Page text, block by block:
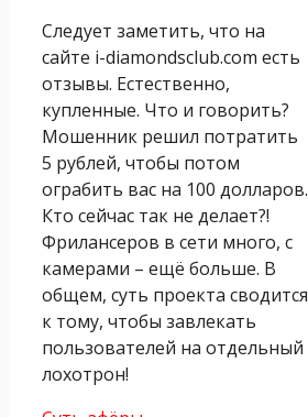
Следует заметить, что на
сайте i-diamondsclub.com есть
отзывы. Естественно,
купленные. Что и говорить?
Мошенник решил потратить
5 рублей, чтобы потом
ограбить вас на 100 долларов.
Кто сейчас так не делает?!
Фрилансеров в сети много, с
камерами – ещё больше. В
общем, суть проекта сводится
к тому, чтобы завлекать
пользователей на отдельный
лохотрон!